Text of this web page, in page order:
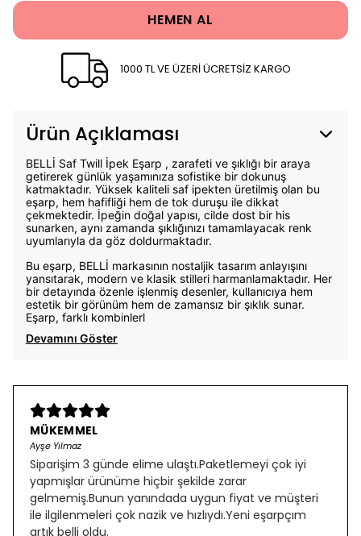
HEMEN AL
1000 TL VE ÜZERİ ÜCRETSİZ KARGO
Ürün Açıklaması
BELLİ Saf Twill İpek Eşarp , zarafeti ve şıklığı bir araya
getirerek günlük yaşamınıza sofistike bir dokunuş
katmaktadır. Yüksek kaliteli saf ipekten üretilmiş olan bu
eşarp, hem hafifliği hem de tok duruşu ile dikkat
çekmektedir. İpeğin doğal yapısı, cilde dost bir his
sunarken, aynı zamanda şıklığınızı tamamlayacak renk
uyumlarıyla da göz doldurmaktadır.
Bu eşarp, BELLİ markasının nostaljik tasarım anlayışını
yansıtarak, modern ve klasik stilleri harmanlamaktadır. Her
bir detayında özenle işlenmiş desenler, kullanıcıya hem
estetik bir görünüm hem de zamansız bir şıklık sunar.
Eşarp, farklı kombinlerl
Devamını Göster
MÜKEMMEL
Ayşe Yılmaz
Siparişim 3 günde elime ulaştı.Paketlemeyi çok iyi
yapmışlar ürünüme hiçbir şekilde zarar
gelmemiş.Bunun yanındada uygun fiyat ve müşteri
ile ilgilenmeleri çok nazik ve hızlıydı.Yeni eşarpçım
artık belli oldu.